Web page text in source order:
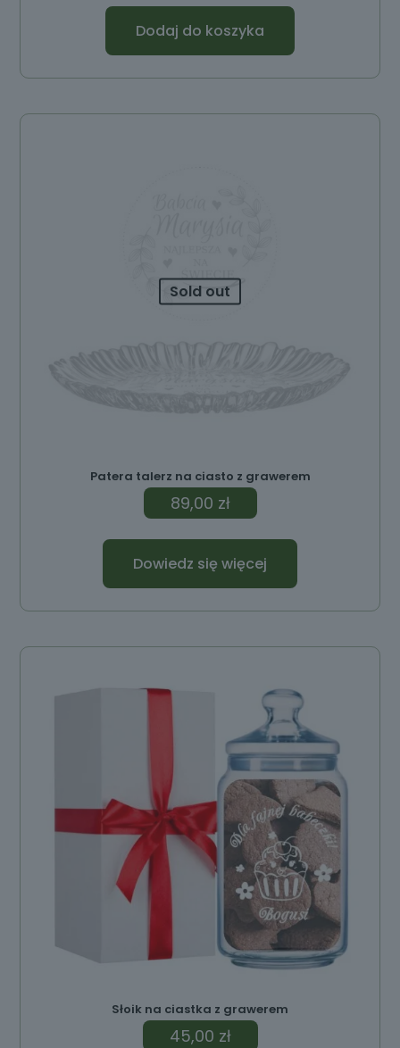
Dodaj do koszyka
Sold out
Patera talerz na ciasto z grawerem
89,00 zł
Dowiedz się więcej
Słoik na ciastka z grawerem
45,00 zł